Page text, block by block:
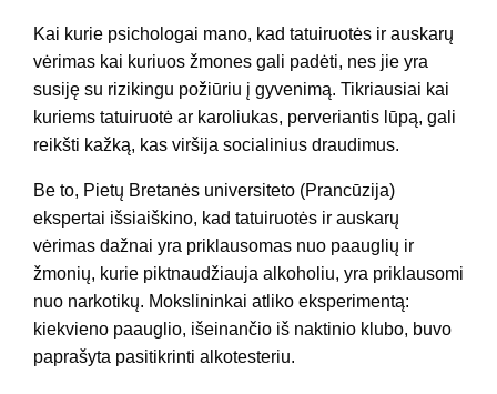
Kai kurie psichologai mano, kad tatuiruotės ir auskarų
vėrimas kai kuriuos žmones gali padėti, nes jie yra
susiję su rizikingu požiūriu į gyvenimą. Tikriausiai kai
kuriems tatuiruotė ar karoliukas, perveriantis lūpą, gali
reikšti kažką, kas viršija socialinius draudimus.
Be to, Pietų Bretanės universiteto (Prancūzija)
ekspertai išsiaiškino, kad tatuiruotės ir auskarų
vėrimas dažnai yra priklausomas nuo paauglių ir
žmonių, kurie piktnaudžiauja alkoholiu, yra priklausomi
nuo narkotikų. Mokslininkai atliko eksperimentą:
kiekvieno paauglio, išeinančio iš naktinio klubo, buvo
paprašyta pasitikrinti alkotesteriu.